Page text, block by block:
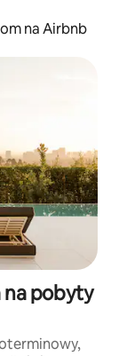
na Airbnb
na pobyty